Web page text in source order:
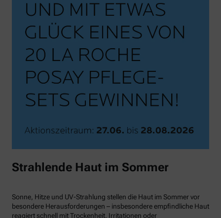
Strahlende Haut im Sommer
Sonne, Hitze und UV-Strahlung stellen die Haut im Sommer vor
besondere Herausforderungen – insbesondere empfindliche Haut
reagiert schnell mit Trockenheit, Irritationen oder